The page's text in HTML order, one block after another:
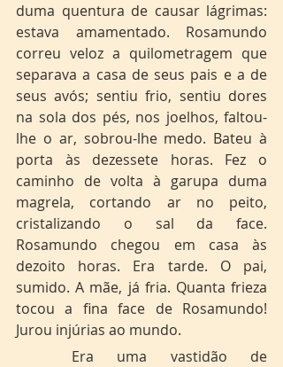
duma quentura de causar lágrimas:
estava amamentado. Rosamundo
correu veloz a quilometragem que
separava a casa de seus pais e a de
seus avós; sentiu frio, sentiu dores
na sola dos pés, nos joelhos, faltou-
lhe o ar, sobrou-lhe medo. Bateu à
porta às dezessete horas. Fez o
caminho de volta à garupa duma
magrela, cortando ar no peito,
cristalizando o sal da face.
Rosamundo chegou em casa às
dezoito horas. Era tarde. O pai,
sumido. A mãe, já fria. Quanta frieza
tocou a fina face de Rosamundo!
Jurou injúrias ao mundo.